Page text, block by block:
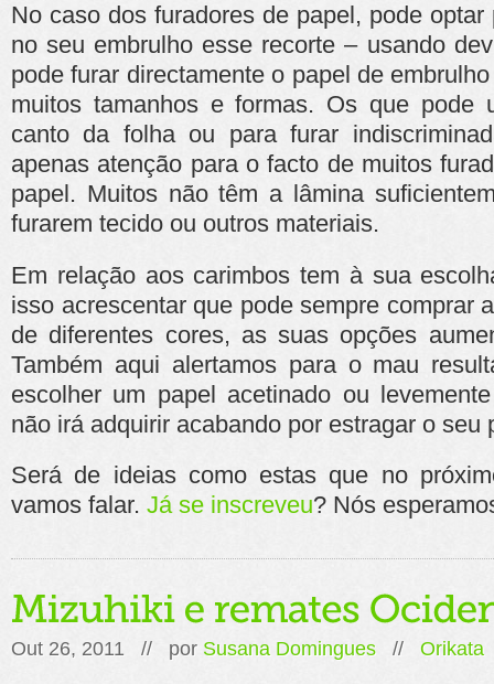
No caso dos furadores de papel, pode
no seu embrulho esse recorte – usando
pode furar directamente o papel de
muitos tamanhos e formas. Os que pode
canto da folha ou para furar
apenas atenção para o facto de muitos
papel. Muitos não têm a lâmina
furarem tecido ou outros materiais.
Em relação aos carimbos tem à sua
isso acrescentar que pode sempre comprar
de diferentes cores, as suas opções
Também aqui alertamos para o mau
escolher um papel acetinado ou
não irá adquirir acabando por estragar o seu
Será de ideias como estas que no
vamos falar. Já se inscreveu? Nós
Out 26, 2011 // por Susana Domingues // Orikata